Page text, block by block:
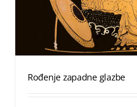
Rođenje zapadne glazbe